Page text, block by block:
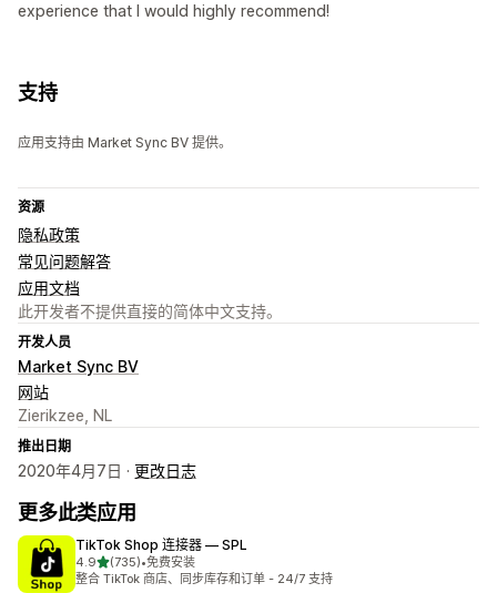
experience that I would highly recommend!
支持
应用支持由 Market Sync BV 提供。
资源
隐私政策
常见问题解答
应用文档
此开发者不提供直接的简体中文支持。
开发人员
Market Sync BV
网站
Zierikzee, NL
推出日期
2020年4月7日 · 更改日志
更多此类应用
TikTok Shop 连接器 — SPL
4.9星（满分 5 星）
(735)
总共 735 条评论
•免费安装
整合 TikTok 商店、同步库存和订单 - 24/7 支持